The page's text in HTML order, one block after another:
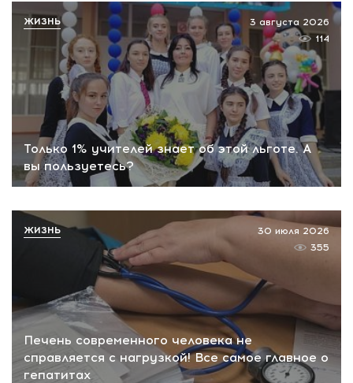
Только 1% учителей знает об этой льготе. А
вы пользуетесь?
3 августа 2026
114
ЖИЗНЬ
Печень современного человека не
справляется с нагрузкой! Все самое главное о
гепатитах
30 июля 2026
355
ЖИЗНЬ